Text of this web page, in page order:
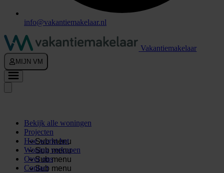
info@vakantiemakelaar.nl
Vakantiemakelaar
MIJN VM
Bekijk alle woningen
Projecten
Sub menu
Hoe werkt het
Sub menu
Woning verkopen
Sub menu
Over ons
Sub menu
Contact